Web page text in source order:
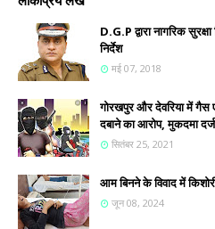
D.G.P द्वारा नागरिक
निर्देश
मई 07, 2018
गोरखपुर और देवरिया में
दबाने का आरोप, मुकदमा
सितंबर 25, 2021
आम बिनने के विवाद में
जून 08, 2024